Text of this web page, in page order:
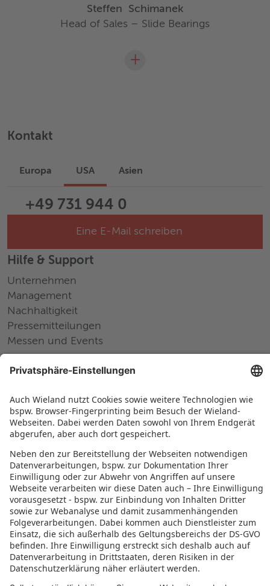
Steffen
Schimanek
Head of Sales – Slide Bearings
+
Kontakt
Europa USA Asien
+49 731 944 0
Eine E-Mail schreiben
Hilfe & Support
Unternehmen
Management
Nachhaltigkeit
Pressemitteilungen
Messen und Events
Karriere
Jobs Europa
Jobs Nordamerika
Jobs Asien
RECHTLICHES
Datenschutz
Impressum